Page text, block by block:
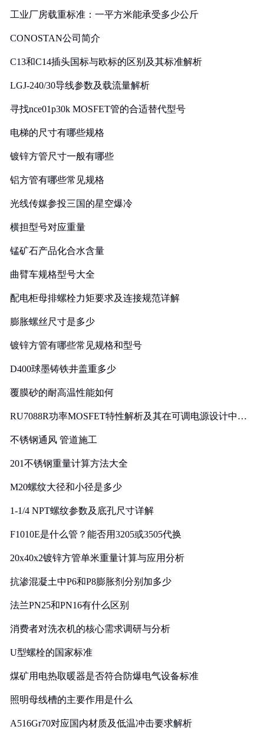
工业厂房载重标准：一平方米能承受多少公斤
CONOSTAN公司简介
C13和C14插头国标与欧标的区别及其标准解析
LGJ-240/30导线参数及载流量解析
寻找nce01p30k MOSFET管的合适替代型号
电梯的尺寸有哪些规格
镀锌方管尺寸一般有哪些
铝方管有哪些常见规格
光线传媒参投三国的星空爆冷
横担型号对应重量
锰矿石产品化合水含量
曲臂车规格型号大全
配电柜母排螺栓力矩要求及连接规范详解
膨胀螺丝尺寸是多少
镀锌方管有哪些常见规格和型号
D400球墨铸铁井盖重多少
覆膜砂的耐高温性能如何
RU7088R功率MOSFET特性解析及其在可调电源设计中的
不锈钢通风 管道施工
201不锈钢重量计算方法大全
M20螺纹大径和小径是多少
1-1/4 NPT螺纹参数及底孔尺寸详解
F1010E是什么管？能否用3205或3505代换
20x40x2镀锌方管单米重量计算与应用分析
抗渗混凝土中P6和P8膨胀剂分别加多少
法兰PN25和PN16有什么区别
消费者对洗衣机的核心需求调研与分析
U型螺栓的国家标准
煤矿用电热取暖器是否符合防爆电气设备标准
照明母线槽的主要作用是什么
A516Gr70对应国内材质及低温冲击要求解析